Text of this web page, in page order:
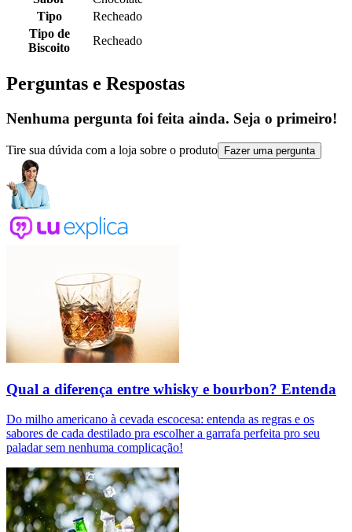
Tipo
Recheado
Tipo de
Biscoito
Recheado
Perguntas e Respostas
Nenhuma pergunta foi feita ainda. Seja o primeiro!
Tire sua dúvida com a loja sobre o produto Fazer uma pergunta
Qual a diferença entre whisky e bourbon? Entenda
Do milho americano à cevada escocesa: entenda as regras e os
sabores de cada destilado pra escolher a garrafa perfeita pro seu
paladar sem nenhuma complicação!